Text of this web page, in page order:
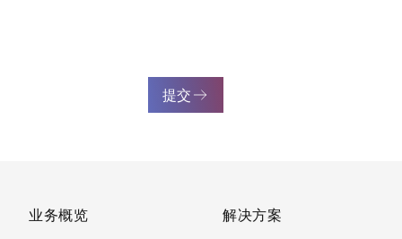
提交
业务概览
解决方案